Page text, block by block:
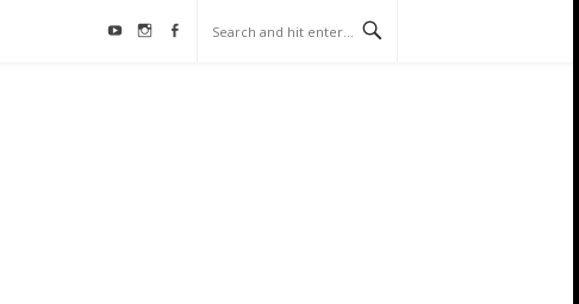
Youtube
Instagram
Facebook